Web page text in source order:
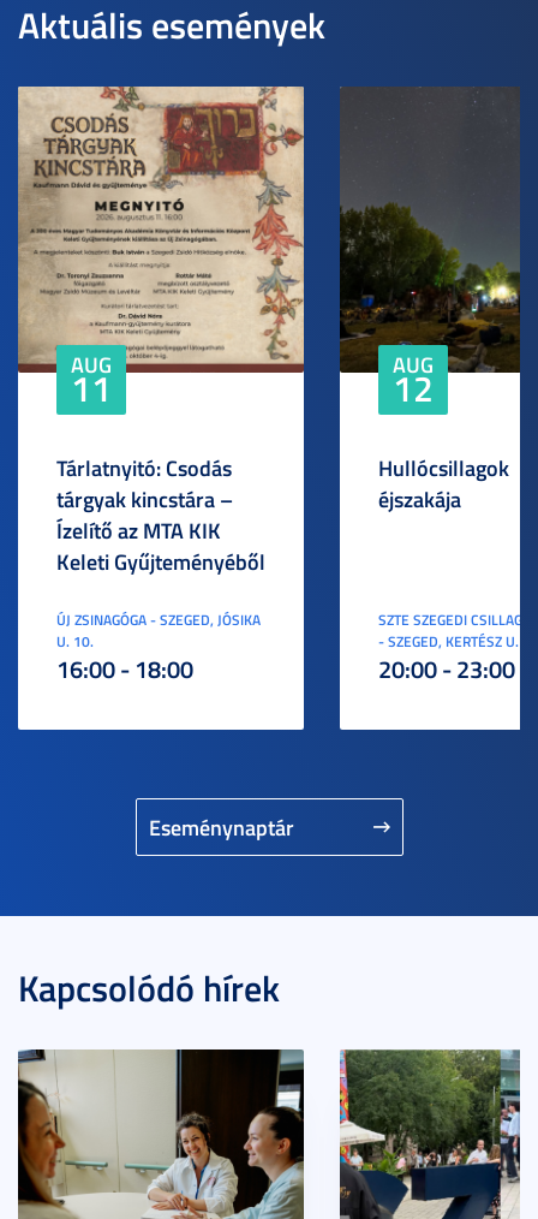
Aktuális események
Eseménynaptár
AUG
11
Tárlatnyitó: Csodás
tárgyak kincstára –
Ízelítő az MTA KIK
Keleti Gyűjteményéből
ÚJ ZSINAGÓGA - SZEGED, JÓSIKA
U. 10.
16:00 - 18:00
AUG
12
Hullócsillagok
éjszakája
SZTE SZEGEDI
- SZEGED, KERTÉSZ U. 3.
20:00 - 23:00
Kapcsolódó hírek